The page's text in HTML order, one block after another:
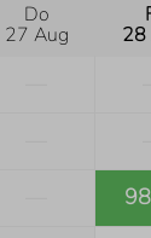
Do
27 Aug 28